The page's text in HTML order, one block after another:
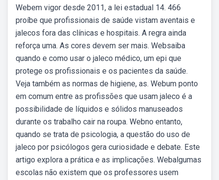
Webem vigor desde 2011, a lei estadual 14. 466
proíbe que profissionais de saúde vistam aventais e
jalecos fora das clínicas e hospitais. A regra ainda
reforça uma. As cores devem ser mais. Websaiba
quando e como usar o jaleco médico, um epi que
protege os profissionais e os pacientes da saúde.
Veja também as normas de higiene, as. Webum ponto
em comum entre as profissões que usam jaleco é a
possibilidade de líquidos e sólidos manuseados
durante os trabalho cair na roupa. Webno entanto,
quando se trata de psicologia, a questão do uso de
jaleco por psicólogos gera curiosidade e debate. Este
artigo explora a prática e as implicações. Webalgumas
escolas não existem que os professores usem